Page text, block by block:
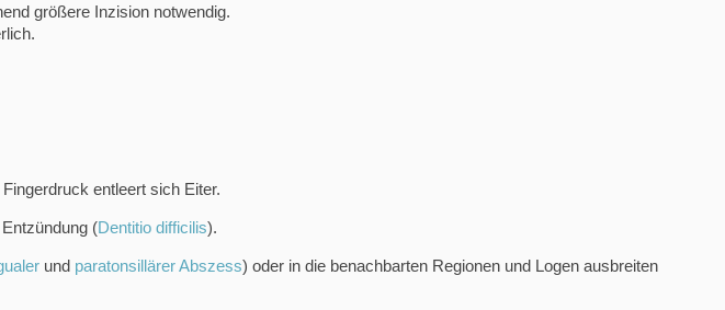
größere Inzision notwendig.
entleert sich Eiter.
(Dentitio difficilis).
und paratonsillärer Abszess) oder in die benachbarten Regionen und Logen ausbreiten